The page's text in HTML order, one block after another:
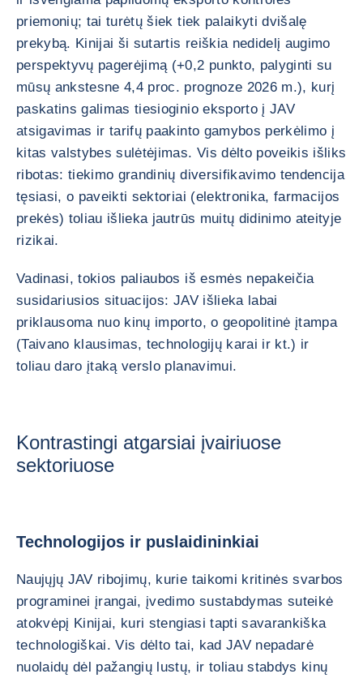
priemonių; tai turėtų šiek tiek palaikyti dvišalę
prekybą. Kinijai ši sutartis reiškia nedidelį augimo
perspektyvų pagerėjimą (+0,2 punkto, palyginti su
mūsų ankstesne 4,4 proc. prognoze 2026 m.), kurį
paskatins galimas tiesioginio eksporto į JAV
atsigavimas ir tarifų paakinto gamybos perkėlimo į
kitas valstybes sulėtėjimas. Vis dėlto poveikis išliks
ribotas: tiekimo grandinių diversifikavimo tendencija
tęsiasi, o paveikti sektoriai (elektronika, farmacijos
prekės) toliau išlieka jautrūs muitų didinimo ateityje
rizikai.
Vadinasi, tokios paliaubos iš esmės nepakeičia
susidariusios situacijos: JAV išlieka labai
priklausoma nuo kinų importo, o geopolitinė įtampa
(Taivano klausimas, technologijų karai ir kt.) ir
toliau daro įtaką verslo planavimui.
Kontrastingi atgarsiai įvairiuose
sektoriuose
Technologijos ir puslaidininkiai
Naujųjų JAV ribojimų, kurie taikomi kritinės svarbos
programinei įrangai, įvedimo sustabdymas suteikė
atokvėpį Kinijai, kuri stengiasi tapti savarankiška
technologiškai. Vis dėlto tai, kad JAV nepadarė
nuolaidų dėl pažangių lustų, ir toliau stabdys kinų